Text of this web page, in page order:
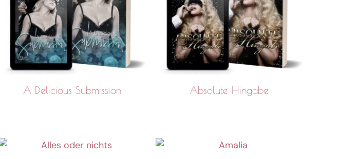
A Delicious Submission Absolute Hingabe